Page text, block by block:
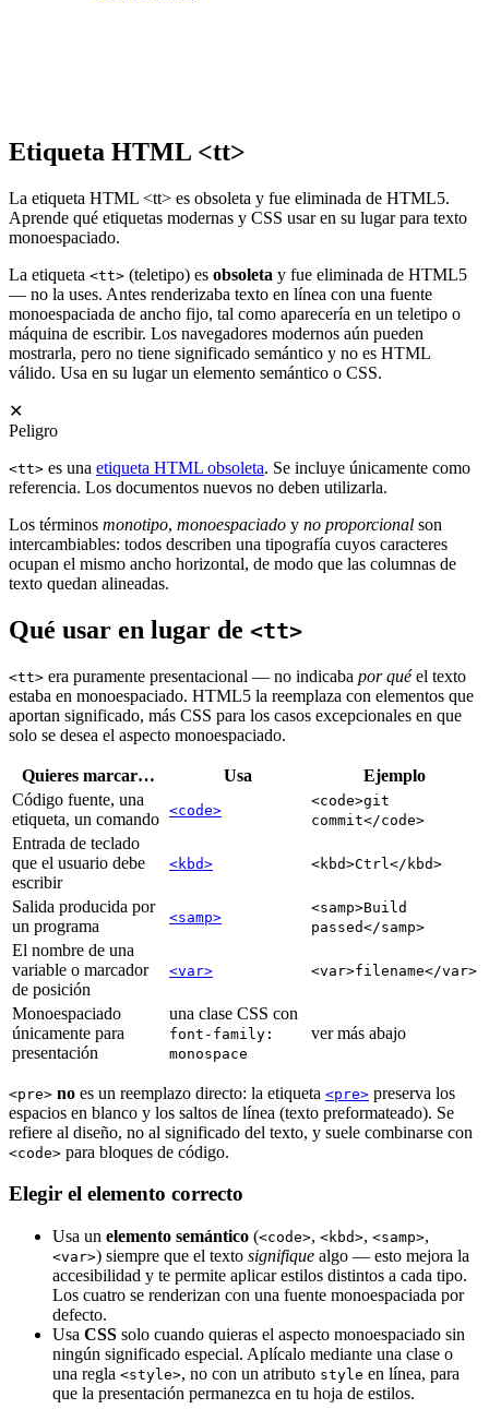
Etiqueta HTML <tt>
La etiqueta HTML <tt> es obsoleta y fue eliminada de HTML5.
Aprende qué etiquetas modernas y CSS usar en su lugar para texto
monoespaciado.
La etiqueta <tt> (teletipo) es obsoleta y fue eliminada de HTML5
— no la uses. Antes renderizaba texto en línea con una fuente
monoespaciada de ancho fijo, tal como aparecería en un teletipo o
máquina de escribir. Los navegadores modernos aún pueden
mostrarla, pero no tiene significado semántico y no es HTML
válido. Usa en su lugar un elemento semántico o CSS.
✕
Peligro
<tt> es una etiqueta HTML obsoleta. Se incluye únicamente como
referencia. Los documentos nuevos no deben utilizarla.
Los términos monotipo, monoespaciado y no proporcional son
intercambiables: todos describen una tipografía cuyos caracteres
ocupan el mismo ancho horizontal, de modo que las columnas de
texto quedan alineadas.
Qué usar en lugar de <tt>
<tt> era puramente presentacional — no indicaba por quéel texto
estaba en monoespaciado. HTML5 la reemplaza con elementos que
aportan significado, más CSS para los casos excepcionales en que
solo se desea el aspecto monoespaciado.
Quieres marcar… Usa
Ejemplo
Código fuente, una
etiqueta, un comando <code>
<code>git
commit</code>
Entrada de teclado
que el usuario debe
escribir
<kbd> <kbd>Ctrl</kbd>
Salida producida por
un programa
<samp>
<samp>Build
passed</samp>
El nombre de una
variable o marcador
de posición
<var> <var>filename</var>
Monoespaciado
únicamente para
presentación
una clase CSS con
font-family:
monospace
ver más abajo
<pre> no es un reemplazo directo: la etiqueta <pre> preserva los
espacios en blanco y los saltos de línea (texto preformateado). Se
refiere al diseño, no al significado del texto, y suele combinarse con
<code> para bloques de código.
Elegir el elemento correcto
Usa un elemento semántico (<code>, <kbd>, <samp>,
<var>) siempre que el texto signifique algo — esto mejora la
accesibilidad y te permite aplicar estilos distintos a cada tipo.
Los cuatro se renderizan con una fuente monoespaciada por
defecto.
Usa CSS solo cuando quieras el aspecto monoespaciado sin
ningún significado especial. Aplícalo mediante una clase o
una regla <style>, no con un atributo style en línea, para
que la presentación permanezca en tu hoja de estilos.